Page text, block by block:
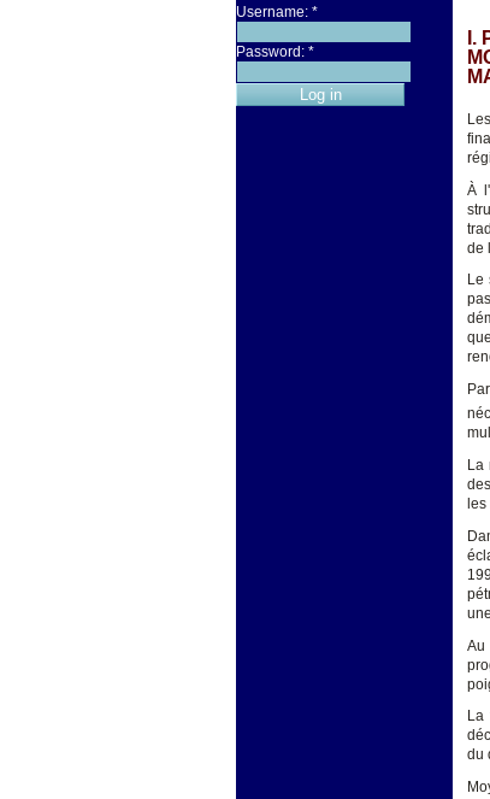
Username: *
Password: *
I.
À
de
Le
La
Au
La
du